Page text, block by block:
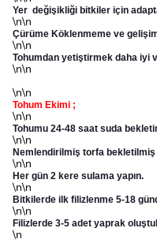
Yer değişikliği bitkiler için
\n\n
Çürüme Köklenmeme ve
\n\n
Tohumdan yetiştirmek daha iyi
\n\n
\n\n
Tohum Ekimi ;
\n\n
Tohumu 24-48 saat suda
\n\n
Nemlendirilmiş torfa bekletilmiş
\n\n
Her gün 2 kere sulama yapın.
\n\n
Bitkilerde ilk filizlenme 5-18
\n\n
Filizlerde 3-5 adet yaprak
\n